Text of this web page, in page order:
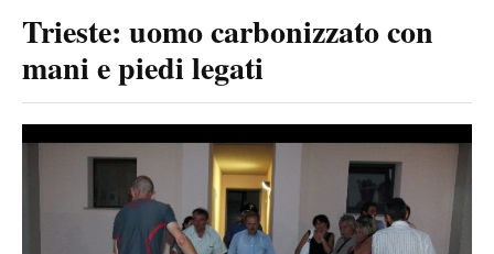
Trieste: uomo carbonizzato con
mani e piedi legati